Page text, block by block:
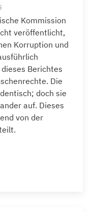
Kommission
veröffentlicht,
Korruption und
Berichtes
Die
doch sie
auf. Dieses
von der